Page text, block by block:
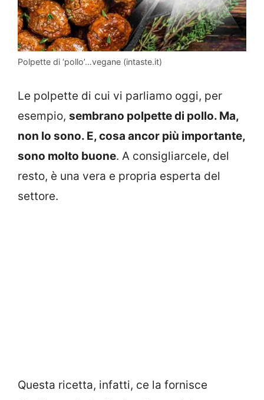
Polpette di ‘pollo’…vegane (intaste.it)
Le polpette di cui vi parliamo oggi, per
esempio, sembrano polpette di pollo. Ma,
non lo sono. E, cosa ancor più importante,
sono molto buone. A consigliarcele, del
resto, è una vera e propria esperta del
settore.
Questa ricetta, infatti, ce la fornisce